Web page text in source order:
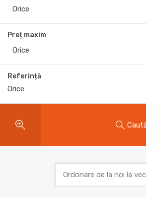
Orice
Preț maxim
Orice
Referință
Ordonare de la noi la